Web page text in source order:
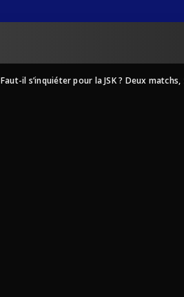
Faut-il s’inquiéter pour la JSK ? Deux